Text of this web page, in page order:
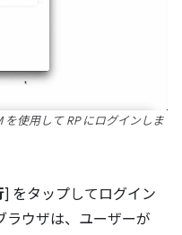
使用して RP にログインしま
] をタップしてログイン
ラウザは、ユーザーが